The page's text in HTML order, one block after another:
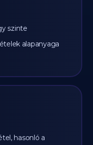
szinte
alapanyaga
hasonló a